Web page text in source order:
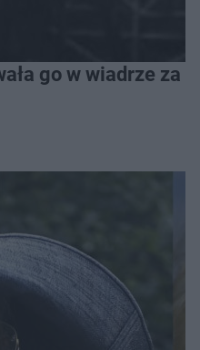
go w wiadrze za